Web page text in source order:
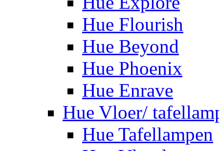
Hue Flourish
Hue Beyond
Hue Phoenix
Hue Enrave
Hue Vloer/
Hue Tafellampen